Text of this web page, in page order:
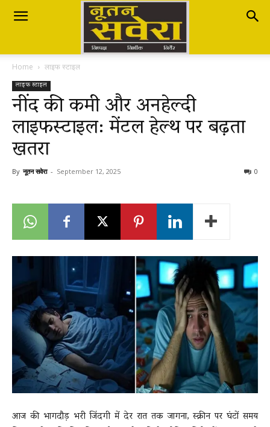
Nutan
Savera
नूतन
सवेरा
Breaking
News
LIVE
Home लाइफ स्टाइल
लाइफ स्टाइल
नींद की कमी और अनहेल्दी
लाइफस्टाइल: मेंटल हेल्थ पर बढ़ता
खतरा
By नूतन सवेरा - September 12, 2025 0
आज की भागदौड़ भरी जिंदगी में देर रात तक जागना, स्क्रीन पर घंटों समय